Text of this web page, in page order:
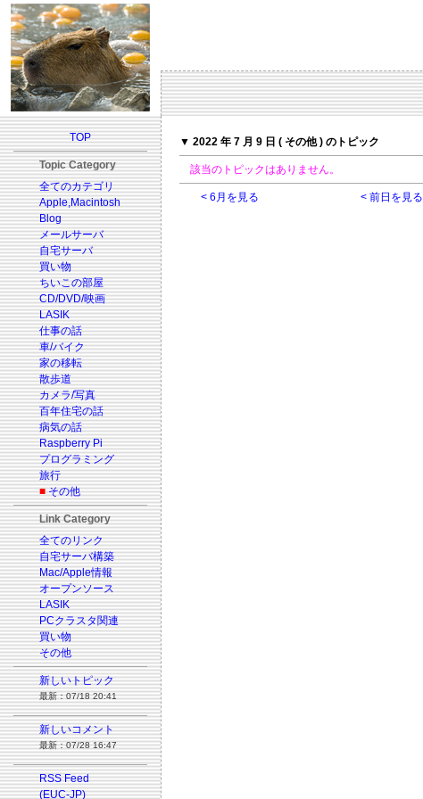
TOP
Topic Category
全てのカテゴリ
Apple,Macintosh
Blog
メールサーバ
自宅サーバ
買い物
ちいこの部屋
CD/DVD/映画
LASIK
仕事の話
車/バイク
家の移転
散歩道
カメラ/写真
百年住宅の話
病気の話
Raspberry Pi
プログラミング
旅行
■ その他
Link Category
全てのリンク
自宅サーバ構築
Mac/Apple情報
オープンソース
LASIK
PCクラスタ関連
買い物
その他
新しいトピック
最新：07/18 20:41
新しいコメント
最新：07/28 16:47
RSS Feed
(EUC-JP)
▼ 2022 年 7 月 9 日 ( その他 ) のトピック
該当のトピックはありません。
< 6月を見る < 前日を見る